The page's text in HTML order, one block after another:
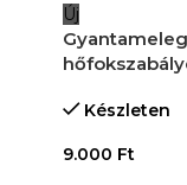
Új
Készleten
9.000 Ft